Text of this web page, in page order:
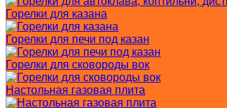
Горелки для казана
Горелки для печи под казан
Горелки для сковороды вок
Настольная газовая плита